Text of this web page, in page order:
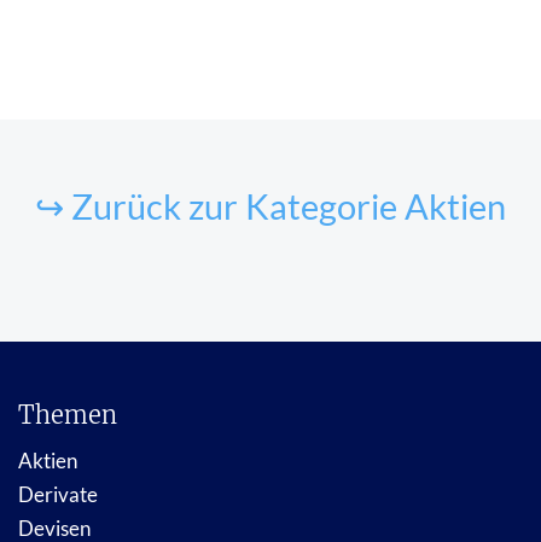
↪ Zurück zur Kategorie Aktien
Themen
Aktien
Derivate
Devisen